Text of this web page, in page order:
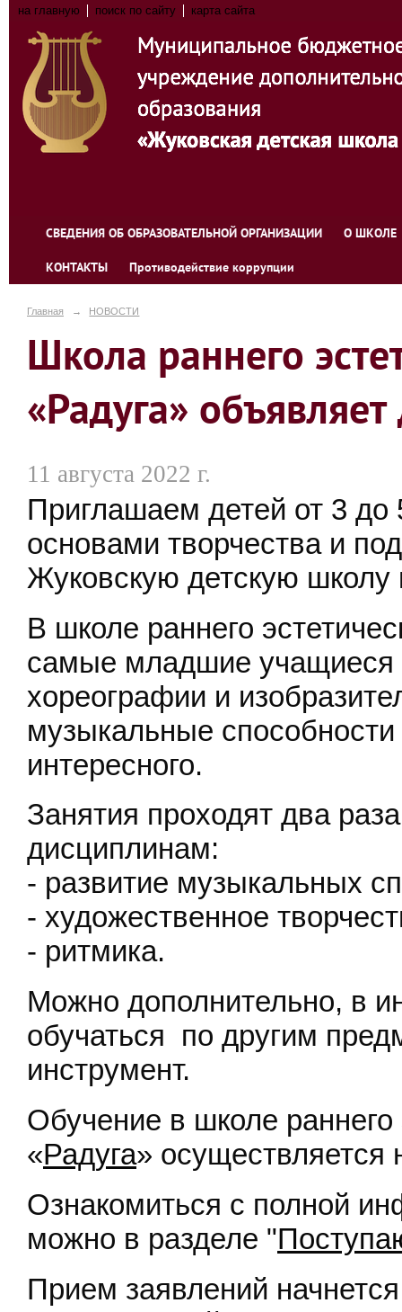
на главную поиск по сайту карта сайта
СВЕДЕНИЯ ОБ ОБРАЗОВАТЕЛЬНОЙ ОРГАНИЗАЦИИ О ШКОЛЕ
КОНТАКТЫ Противодействие коррупции
Главная → НОВОСТИ
Школа раннего
«Радуга»
11 августа 2022 г.
Приглашаем детей от 3 до
основами творчества и
Жуковскую детскую школу
В школе раннего
самые младшие учащиеся
хореографии и
музыкальные
интересного.
Занятия проходят два
дисциплинам:
- развитие музыкальных
- художественное
- ритмика.
Можно дополнительно, в
обучаться по другим
инструмент.
Обучение в школе раннего
«Радуга» осуществляется
Ознакомиться с полной
можно в разделе "
Прием заявлений